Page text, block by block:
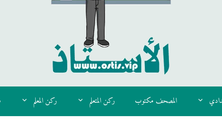
المصحف مكتوب ركن المتعلم ركن المعلم